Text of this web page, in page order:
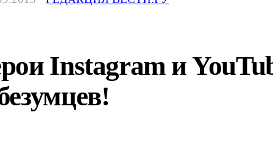
Instagram и